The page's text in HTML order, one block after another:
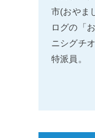
市(おやま
ログの「
ニシグチ
特派員。